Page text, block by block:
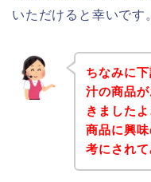
いただけると幸いです
ちなみに
汁の商品
きました
商品に興
考にされ